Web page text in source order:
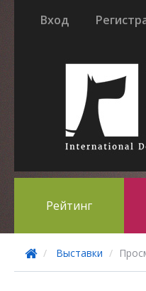
Вход
Рейтинг
Выставки